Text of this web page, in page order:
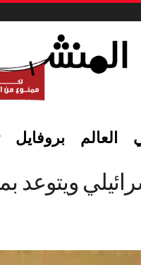
العالم بروفايل
ويتوعد